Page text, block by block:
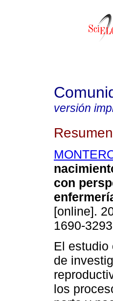
versión
Resumen
con
[online].
1690-
El estudio
de
los